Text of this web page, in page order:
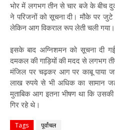
भोर में लगभग तीन से चार बजे के बीच
ने परिजनों को सूचना दी। मौके पर
लेकिन आग विकराल रूप लेती चली गया।
इसके बाद अग्निशमन को सूचना दी
दमकल की गाड़ियों की मदद से लगभग
मंजिल पर चढ़कर आग पर काबू पाया
लाख रुपये से भी अधिक का सामान
मुताबिक आग इतना भीषण था कि
गिर रहे थे।
Tags पूर्वांचल